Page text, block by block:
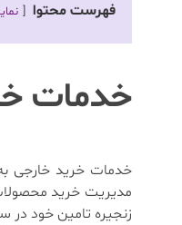
فهرست محتوا
خدمات
خدمات خرید خارجی
مدیریت خرید
زنجیره تامین خود